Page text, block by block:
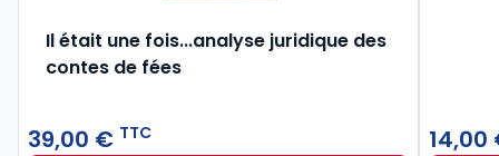
Il était une fois...analyse juridique des
contes de fées
39,00 € TTC